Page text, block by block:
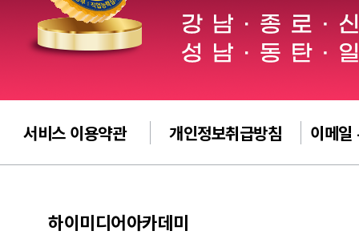
서비스 이용약관 개인정보취급방침 이메일
하이미디어아카데미